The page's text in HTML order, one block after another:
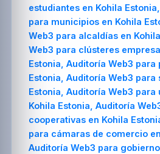
estudiantes en Kohila
para municipios en Kohila
Web3 para alcaldías en
Web3 para clústeres
Estonia, Auditoría Web3 para
Estonia, Auditoría Web3 para
Estonia, Auditoría Web3 para
Kohila Estonia, Auditoría
cooperativas en Kohila
para cámaras de comercio
Auditoría Web3 para